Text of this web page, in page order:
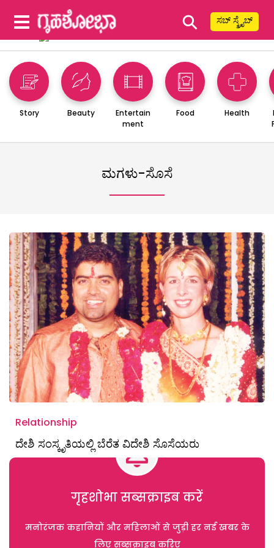
⚲ ಸಬ್ ಸ್ಕ್ರೈಬ್
Story Beauty
Entertain
ment
Food Health
ಮಗಳು-ಸೊಸೆ
Relationship
ದೇಶಿ ಸಂಸ್ಕೃತಿಯಲ್ಲಿ ಬೆರೆತ ವಿದೇಶಿ ಸೊಸೆಯರು
गृहशोभा सब्सक्राइब करें
मनोरंजक कहानियों और महिलाओं से जुड़ी हर नई खबर के
लिए सब्सक्राइब करिए